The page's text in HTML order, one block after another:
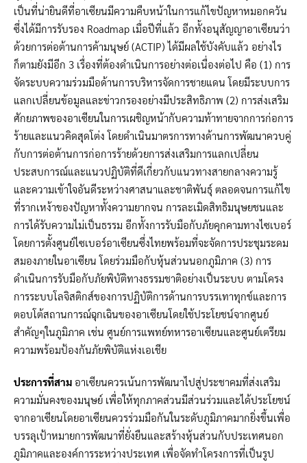
เป็นที่น่ายินดีที่อาเซียนมีความคืบหน้าในการแก้ไขปัญหาหมอกควัน
ซึ่งได้มีการรับรอง Roadmap เมื่อปีที่แล้ว อีกทั้งอนุสัญญาอาเซียนว่า
ด้วยการต่อต้านการค้ามนุษย์ (ACTIP) ได้มีผลใช้บังคับแล้ว อย่างไร
ก็ตามยังมีอีก 3 เรื่องที่ต้องดำเนินการอย่างต่อเนื่องต่อไป คือ (1) การ
จัดระบบความร่วมมือด้านการบริหารจัดการชายแดน โดยมีระบบการ
แลกเปลี่ยนข้อมูลและข่าวกรองอย่างมีประสิทธิภาพ (2) การส่งเสริม
ศักยภาพของอาเซียนในการเผชิญหน้ากับความท้าทายจากการก่อการ
ร้ายและแนวคิดสุดโต่ง โดยดำเนินมาตรการทางด้านการพัฒนาควบคู่
กับการต่อต้านการก่อการร้ายด้วยการส่งเสริมการแลกเปลี่ยน
ประสบการณ์และแนวปฏิบัติที่ดีเกี่ยวกับแนวทางสายกลางความรู้
และความเข้าใจอันดีระหว่างศาสนาและชาติพันธุ์ ตลอดจนการแก้ไข
ที่รากเหง้าของปัญหาทั้งความยากจน การละเมิดสิทธิมนุษยชนและ
การได้รับความไม่เป็นธรรม อีกทั้งการรับมือกับภัยคุกคามทางไซเบอร์
โดยการตั้งศูนย์ไซเบอร์อาเซียนซึ่งไทยพร้อมที่จะจัดการประชุมระดม
สมองภายในอาเซียน โดยร่วมมือกับหุ้นส่วนนอกภูมิภาค (3) การ
ดำเนินการรับมือกับภัยพิบัติทางธรรมชาติอย่างเป็นระบบ ตามโครง
การระบบโลจิสติกส์ของการปฏิบัติการด้านการบรรเทาทุกข์และการ
ตอบโต้สถานการณ์ฉุกเฉินของอาเซียนโดยใช้ประโยชน์จากศูนย์
สำคัญๆในภูมิภาค เช่น ศูนย์การแพทย์ทหารอาเซียนและศูนย์เตรียม
ความพร้อมป้องกันภัยพิบัติแห่งเอเชีย
ประการที่สาม อาเซียนควรเน้นการพัฒนาไปสู่ประชาคมที่ส่งเสริม
ความมั่นคงของมนุษย์ เพื่อให้ทุกภาคส่วนมีส่วนร่วมและได้ประโยชน์
จากอาเซียนโดยอาเซียนควรร่วมมือกันในระดับภูมิภาคมากยิ่งขึ้นเพื่อ
บรรลุเป้าหมายการพัฒนาที่ยั่งยืนและสร้างหุ้นส่วนกับประเทศนอก
ภูมิภาคและองค์การระหว่างประเทศ เพื่อจัดทำโครงการที่เป็นรูป